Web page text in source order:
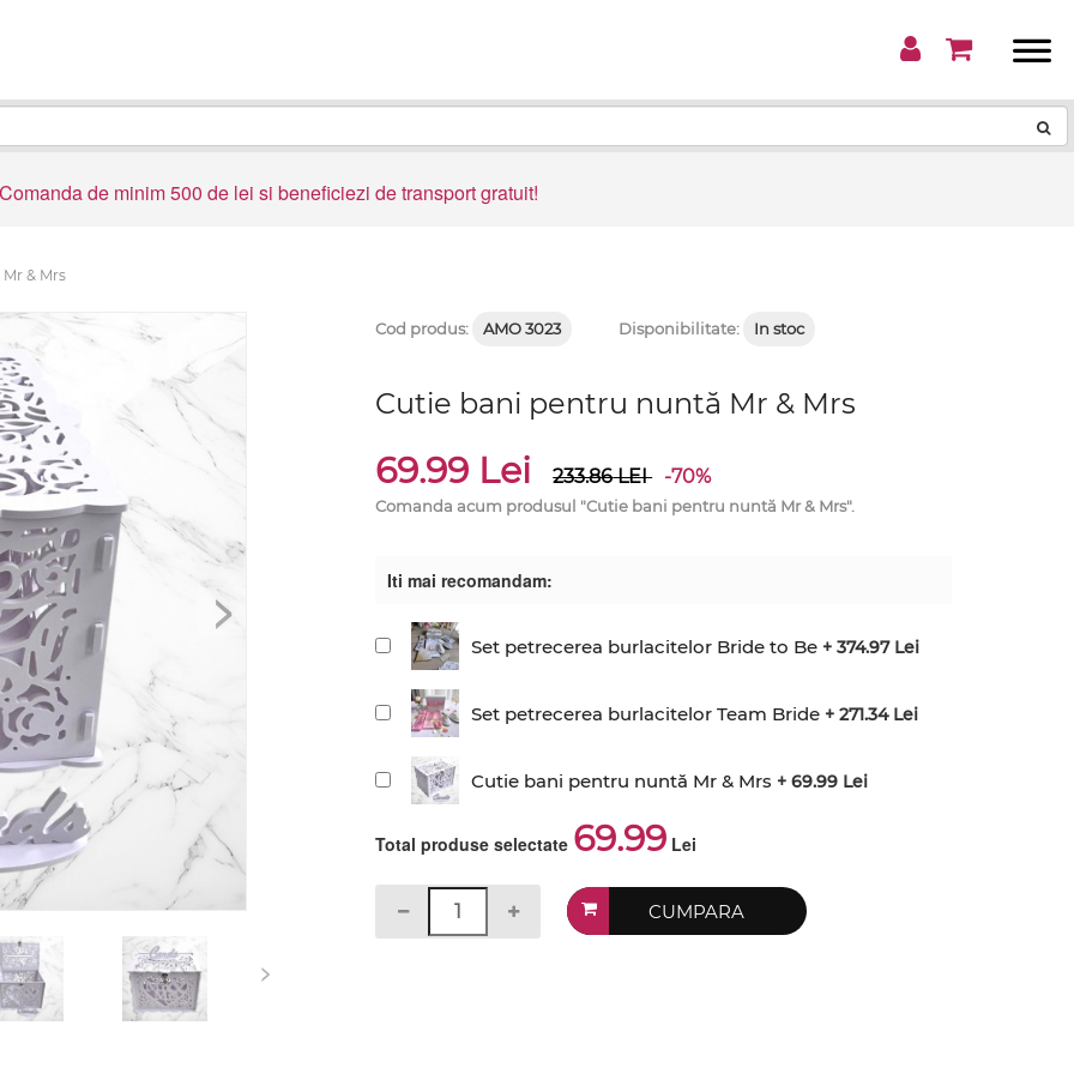
Comanda de minim 500 de lei si beneficiezi de transport gratuit!
& Mrs
>
>
Cod produs: AMO 3023 Disponibilitate: In stoc
Cutie bani pentru nuntă Mr & Mrs
69.99 Lei 233.86LEI -70%
Comanda acum produsul "Cutie bani pentru nuntă Mr & Mrs".
Iti mai recomandam:
Set petrecerea burlacitelor Bride to Be + 374.97 Lei
Set petrecerea burlacitelor Team Bride + 271.34 Lei
Cutie bani pentru nuntă Mr & Mrs + 69.99 Lei
Total produse selectate 69.99 Lei
CUMPARA